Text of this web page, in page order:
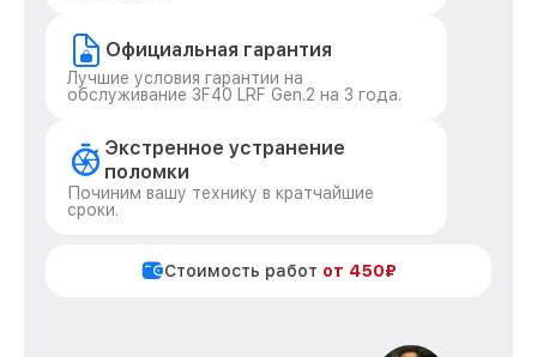
Официальная гарантия
Лучшие условия гарантии на
обслуживание 3F40 LRF Gen.2 на 3 года.
Экстренное устранение
поломки
Починим вашу технику в кратчайшие
сроки.
Стоимость работ от 450₽